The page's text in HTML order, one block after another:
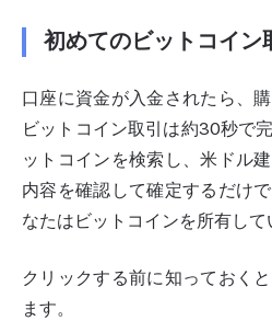
初めてのビットコイン
口座に資金が入金されたら、
ビットコイン取引は約30秒で
ットコインを検索し、米ドル
内容を確認して確定するだけ
なたはビットコインを所有して
クリックする前に知っておく
ます。